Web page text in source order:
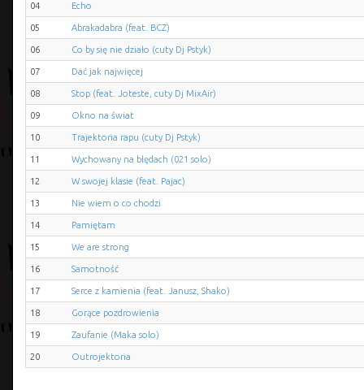
04 Echo
05 Abrakadabra (feat. BCZ)
06 Co by się nie działo (cuty Dj Pstyk)
07 Dać jak najwięcej
08 Stop (feat. Joteste, cuty Dj MixAir)
09 Okno na świat
10 Trajektoria rapu (cuty Dj Pstyk)
11 Wychowany na błędach (021 solo)
12 W swojej klasie (feat. Pajac)
13 Nie wiem o co chodzi
14 Pamiętam
15 We are strong
16 Samotność
17 Serce z kamienia (feat. Janusz, Shako)
18 Gorące pozdrowienia
19 Zaufanie (Maka solo)
20 Outrojektoria